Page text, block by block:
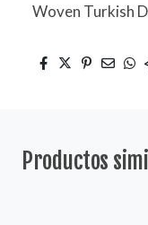
Woven Turkish
Productos